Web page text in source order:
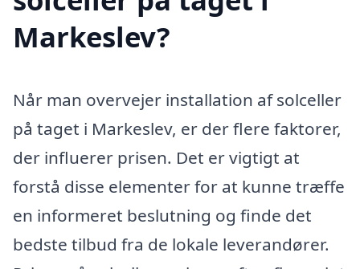
Markeslev?
Når man overvejer installation af solceller
på taget i Markeslev, er der flere faktorer,
der influerer prisen. Det er vigtigt at
forstå disse elementer for at kunne træffe
en informeret beslutning og finde det
bedste tilbud fra de lokale leverandører.